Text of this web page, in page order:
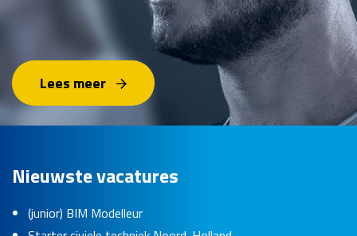
Lees meer
Nieuwste vacatures
(junior) BIM Modelleur